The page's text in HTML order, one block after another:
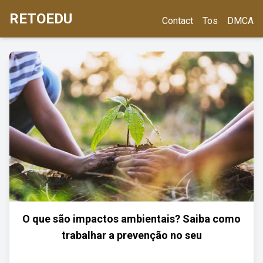
RETOEDU Contact Tos DMCA
O que são impactos ambientais? Saiba como
trabalhar a prevenção no seu